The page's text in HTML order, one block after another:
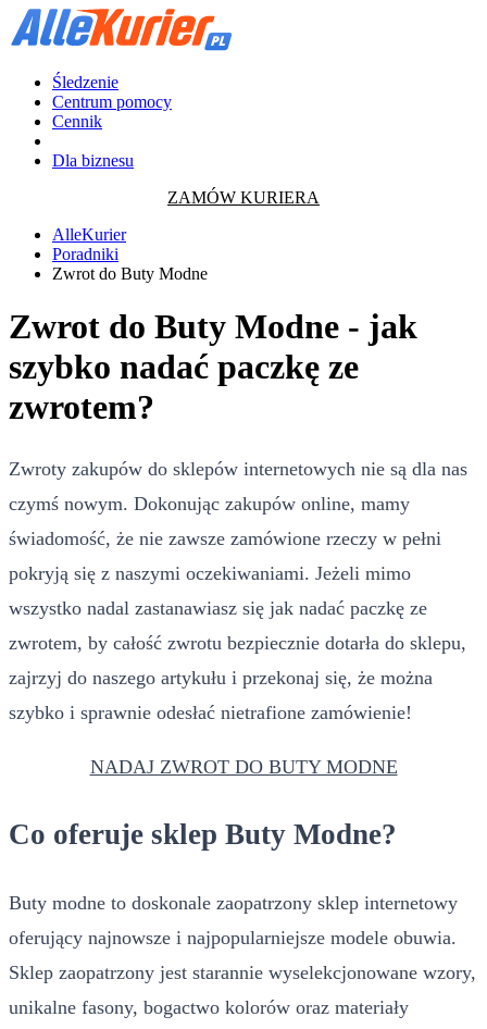
Śledzenie
Centrum pomocy
Cennik
Dla biznesu
ZAMÓW KURIERA
AlleKurier
Poradniki
Zwrot do Buty Modne
Zwrot do Buty Modne - jak
szybko nadać paczkę ze
zwrotem?
Zwroty zakupów do sklepów internetowych nie są dla nas
czymś nowym. Dokonując zakupów online, mamy
świadomość, że nie zawsze zamówione rzeczy w pełni
pokryją się z naszymi oczekiwaniami. Jeżeli mimo
wszystko nadal zastanawiasz się jak nadać paczkę ze
zwrotem, by całość zwrotu bezpiecznie dotarła do sklepu,
zajrzyj do naszego artykułu i przekonaj się, że można
szybko i sprawnie odesłać nietrafione zamówienie!
NADAJ ZWROT DO BUTY MODNE
Co oferuje sklep Buty Modne?
Buty modne to doskonale zaopatrzony sklep internetowy
oferujący najnowsze i najpopularniejsze modele obuwia.
Sklep zaopatrzony jest starannie wyselekcjonowane wzory,
unikalne fasony, bogactwo kolorów oraz materiały